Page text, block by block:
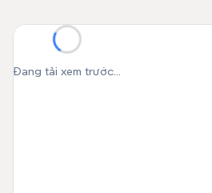
Đang tải xem trước...